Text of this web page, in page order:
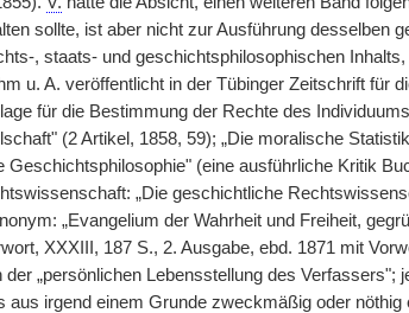
sollte, ist aber nicht zur Ausführung desselben
, staats- und geschichtsphilosophischen
u. A. veröffentlicht in der Tübinger Zeitschrift für
für die Bestimmung der Rechte des
(2 Artikel, 1858, 59); „Die moralische
Geschichtsphilosophie" (eine ausführliche Kritik
„Die geschichtliche
„Evangelium der Wahrheit und Freiheit,
XXXIII, 187 S., 2. Ausgabe, ebd. 1871 mit
der „persönlichen Lebensstellung des
aus irgend einem Grunde zweckmäßig oder nöthig